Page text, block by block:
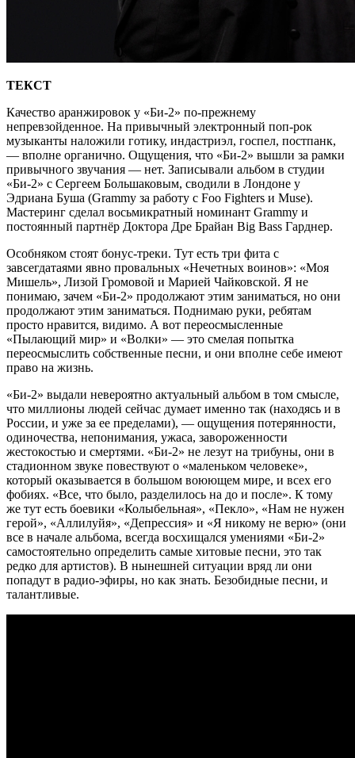
ТЕКСТ
Качество аранжировок у «Би-2» по-прежнему
непревзойденное. На привычный электронный поп-рок
музыканты наложили готику, индастриэл, госпел, постпанк,
— вполне органично. Ощущения, что «Би-2» вышли за рамки
привычного звучания — нет. Записывали альбом в студии
«Би-2» с Сергеем Большаковым, сводили в Лондоне у
Эдриана Буша (Grammy за работу с Foo Fighters и Muse).
Мастеринг сделал восьмикратный номинант Grammy и
постоянный партнёр Доктора Дре Брайан Big Bass Гарднер.
Особняком стоят бонус-треки. Тут есть три фита с
завсегдатаями явно провальных «Нечетных воинов»: «Моя
Мишель», Лизой Громовой и Марией Чайковской. Я не
понимаю, зачем «Би-2» продолжают этим заниматься, но они
продолжают этим заниматься. Поднимаю руки, ребятам
просто нравится, видимо. А вот переосмысленные
«Пылающий мир» и «Волки» — это смелая попытка
переосмыслить собственные песни, и они вполне себе имеют
право на жизнь.
«Би-2» выдали невероятно актуальный альбом в том смысле,
что миллионы людей сейчас думает именно так (находясь и в
России, и уже за ее пределами), — ощущения потерянности,
одиночества, непонимания, ужаса, завороженности
жестокостью и смертями. «Би-2» не лезут на трибуны, они в
стадионном звуке повествуют о «маленьком человеке»,
который оказывается в большом воюющем мире, и всех его
фобиях. «Все, что было, разделилось на до и после». К тому
же тут есть боевики «Колыбельная», «Пекло», «Нам не нужен
герой», «Аллилуйя», «Депрессия» и «Я никому не верю» (они
все в начале альбома, всегда восхищался умениями «Би-2»
самостоятельно определить самые хитовые песни, это так
редко для артистов). В нынешней ситуации вряд ли они
попадут в радио-эфиры, но как знать. Безобидные песни, и
талантливые.